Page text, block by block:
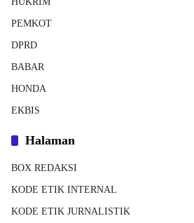
PEMKOT
DPRD
BABAR
HONDA
EKBIS
Halaman
BOX REDAKSI
KODE ETIK INTERNAL
KODE ETIK JURNALISTIK